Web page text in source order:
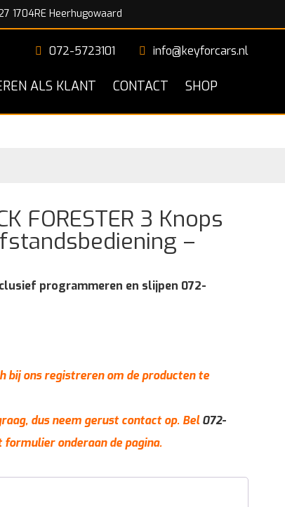
1704RE Heerhugowaard
072-5723101 info@keyforcars.nl
ALS KLANT CONTACT SHOP
FORESTER 3 Knops
–
programmeren en slijpen 072-
bij ons registreren om de producten te
dus neem gerust contact op. Bel072-
onderaan de pagina.